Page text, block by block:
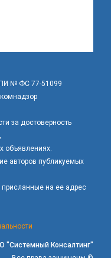
ПИ № ФС 77-51099
за достоверность
объявлениях.
авторов публикуемых
на ее адрес
"Системный Консалтинг"